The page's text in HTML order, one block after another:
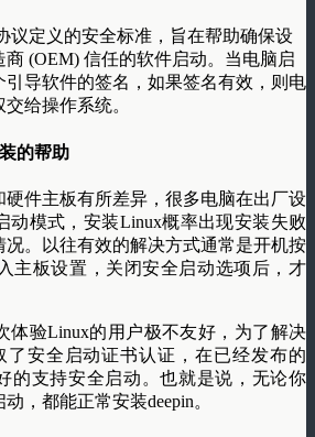
议定义的安全标准，旨在帮助确保设
(OEM) 信任的软件启动。当电脑启
导软件的签名，如果签名有效，则电
给操作系统。
的帮助
硬件主板有所差异，很多电脑在出厂设
动模式，安装Linux概率出现安装失败
。以往有效的解决方式通常是开机按
主板设置，关闭安全启动选项后，才
体验Linux的用户极不友好，为了解决
了安全启动证书认证，在已经发布的
的支持安全启动。也就是说，无论你
，都能正常安装deepin。